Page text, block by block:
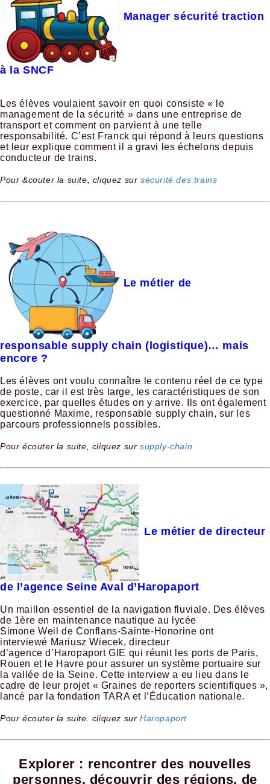
Manager sécurité traction
à la SNCF
Les élèves voulaient savoir en quoi consiste « le
management de la sécurité » dans une entreprise de
transport et comment on parvient à une telle
responsabilité. C’est Franck qui répond à leurs questions
et leur explique comment il a gravi les échelons depuis
conducteur de trains.
Pour &couter la suite, cliquez sur sécurité des trains
Le métier de
responsable supply chain (logistique)… mais
encore ?
Les élèves ont voulu connaître le contenu réel de ce type
de poste, car il est très large, les caractéristiques de son
exercice, par quelles études on y arrive. Ils ont également
questionné Maxime, responsable supply chain, sur les
parcours professionnels possibles.
Pour écouter la suite, cliquez sursupply-chain
Le métier de directeur
de l’agence Seine Aval d’Haropaport
Un maillon essentiel de la navigation fluviale. Des élèves
de 1ère en maintenance nautique au lycée
Simone Weil de Conflans-Sainte-Honorine ont
interviewé Mariusz Wiecek, directeur
d’agence d’Haropaport GIE qui réunit les ports de Paris,
Rouen et le Havre pour assurer un système portuaire sur
la vallée de la Seine. Cette interview a eu lieu dans le
cadre de leur projet « Graines de reporters scientifiques »,
lancé par la fondation TARA et l’Éducation nationale.
Pour écouter la suite. cliquez surHaropaport
Explorer : rencontrer des nouvelles
personnes, découvrir des régions, de